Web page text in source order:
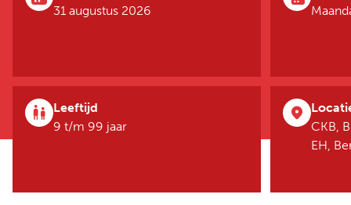
31 augustus 2026
Leeftijd
9 t/m 99 jaar
CKB,
EH,